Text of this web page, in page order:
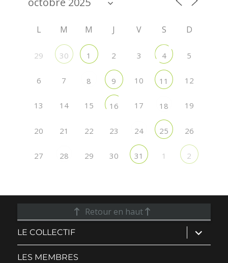
L M M J V S D
29 30 1 2 3 4 5
6 7 8 9 10 11 12
13 14 15 16 17 18 19
20 21 22 23 24 25 26
27 28 29 30 31 1 2
Retour en haut
LE COLLECTIF ouvrir
le
sous-
LES MEMBRES